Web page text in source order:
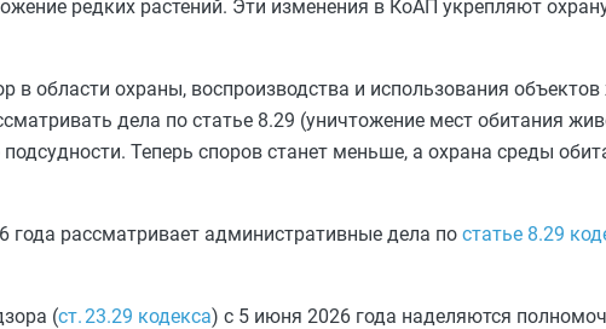
редких растений. Эти изменения в КоАП укрепляют
области охраны, воспроизводства и использования
дела по статье 8.29 (уничтожение мест обитания
Теперь споров станет меньше, а охрана среды
года рассматривает административные дела по статье 8.29
(ст. 23.29 кодекса) с 5 июня 2026 года наделяются